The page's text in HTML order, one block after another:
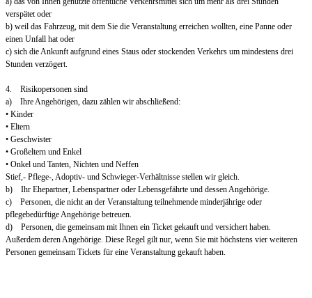
verspätet oder
b) weil das Fahrzeug, mit dem Sie die Veranstaltung erreichen wollten, eine Panne oder
einen Unfall hat oder
c) sich die Ankunft aufgrund eines Staus oder stockenden Verkehrs um mindestens drei
Stunden verzögert.
4. Risikopersonen sind
a) Ihre Angehörigen, dazu zählen wir abschließend:
• Kinder
• Eltern
• Geschwister
• Großeltern und Enkel
• Onkel und Tanten, Nichten und Neffen
Stief,- Pflege-, Adoptiv- und Schwieger-Verhältnisse stellen wir gleich.
b) Ihr Ehepartner, Lebenspartner oder Lebensgefährte und dessen Angehörige.
c) Personen, die nicht an der Veranstaltung teilnehmende minderjährige oder
pflegebedürftige Angehörige betreuen.
d) Personen, die gemeinsam mit Ihnen ein Ticket gekauft und versichert haben.
Außerdem deren Angehörige. Diese Regel gilt nur, wenn Sie mit höchstens vier weiteren
Personen gemeinsam Tickets für eine Veranstaltung gekauft haben.